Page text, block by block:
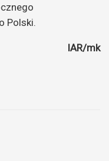
Polski.
IAR/mk